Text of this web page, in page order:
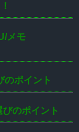
メモ
のポイント
のポイント